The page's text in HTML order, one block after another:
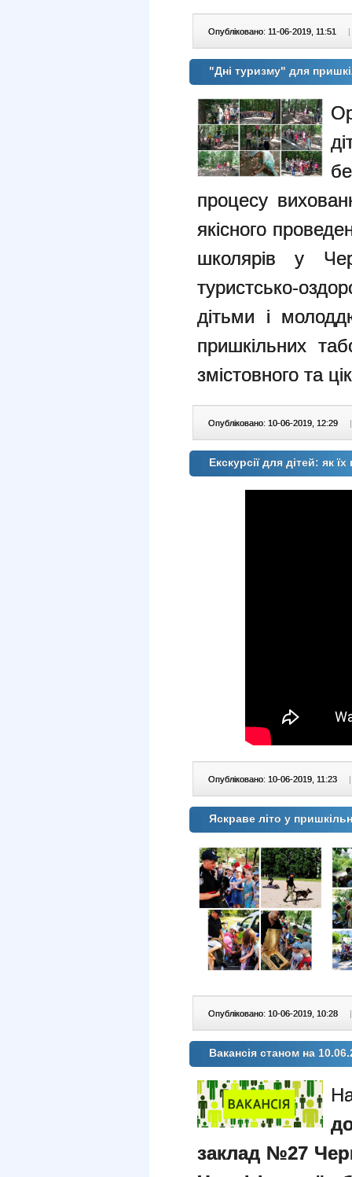
Опубліковано: 11-06-2019, 11:51 |
"Дні туризму" для
процесу
якісного
школярів у
туристсько-
дітьми і
пришкільних
змістовного та
Опубліковано: 10-06-2019, 12:29 |
Екскурсії для дітей: як
Опубліковано: 10-06-2019, 11:23 |
Яскраве літо у
Опубліковано: 10-06-2019, 10:28 |
Вакансія станом на
заклад №27